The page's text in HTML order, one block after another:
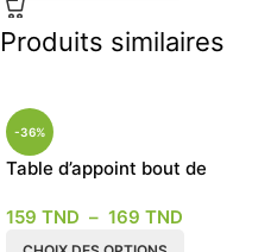
Produits similaires
-36%
Table d’appoint bout de
159 TND – 169 TND